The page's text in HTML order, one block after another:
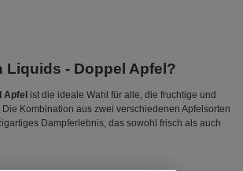
Liquids - Doppel Apfel?
Apfel ist die ideale Wahl für alle, die fruchtige und
Kombination aus zwei verschiedenen Apfelsorten
Dampferlebnis, das sowohl frisch als auch